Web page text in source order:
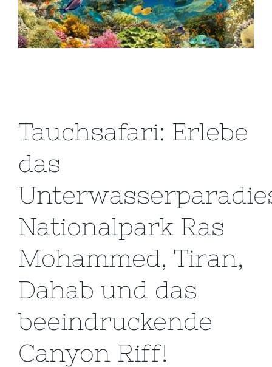
Tauchsafari: Erlebe
das
Nationalpark Ras
Mohammed, Tiran,
Dahab und das
beeindruckende
Canyon Riff!